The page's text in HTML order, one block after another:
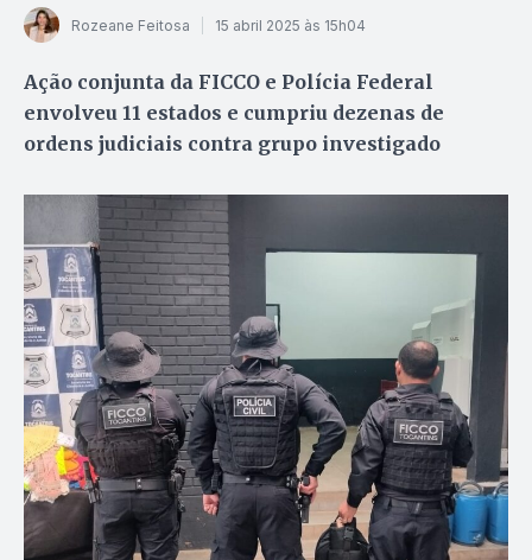
Rozeane Feitosa 15 abril 2025 às 15h04
Ação conjunta da FICCO e Polícia Federal
envolveu 11 estados e cumpriu dezenas de
ordens judiciais contra grupo investigado